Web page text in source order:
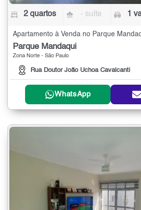
2 quartos - suíte 1
Parque Mandaqui
Zona Norte - São Paulo
Rua Doutor João Uchoa Cavalcanti
WhatsApp